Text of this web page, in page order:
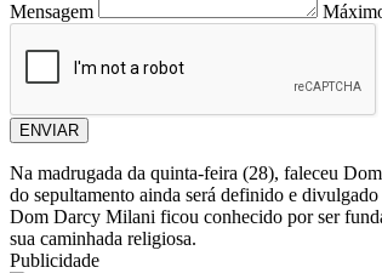
Mensagem
ENVIAR
Na madrugada da quinta-feira (28), faleceu
do sepultamento ainda será definido e
Dom Darcy Milani ficou conhecido por ser
sua caminhada religiosa.
Publicidade